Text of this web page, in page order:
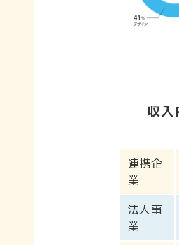
収入
連携企
業
法人事
業